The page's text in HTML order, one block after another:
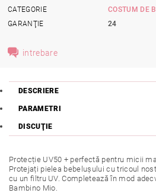
CATEGORIE
COSTUM DE
GARANŢIE
24
intrebare
DESCRIERE
PARAMETRI
DISCUŢIE
Protecție UV50 + perfectă pentru micii
Protejați pielea bebelușului cu tricoul
cu un filtru UV. Completează în mod
Bambino Mio.